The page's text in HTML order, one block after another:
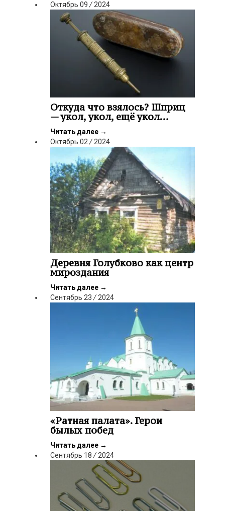
Октябрь 09/2024
Откуда что взялось? Шприц
— укол, укол, ещё укол…
Читать далее →
Октябрь 02 / 2024
Деревня Голубково как центр
мироздания
Читать далее →
Сентябрь 23/2024
«Ратная палата». Герои
былых побед
Читать далее →
Сентябрь 18/2024